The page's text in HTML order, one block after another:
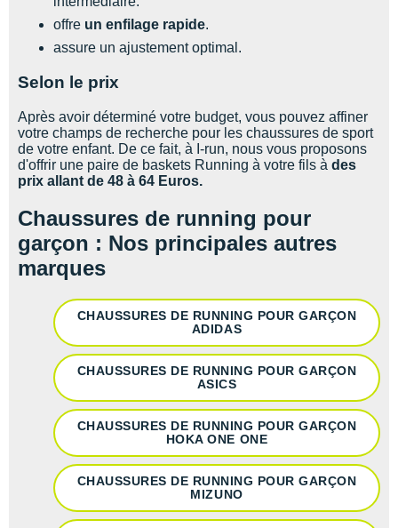
offre un enfilage rapide.
assure un ajustement optimal.
Selon le prix
Après avoir déterminé votre budget, vous pouvez affiner
votre champs de recherche pour les chaussures de sport
de votre enfant. De ce fait, à I-run, nous vous proposons
d'offrir une paire de baskets Running à votre fils à des
prix allant de 48 à 64 Euros.
Chaussures de running pour
garçon : Nos principales autres
marques
CHAUSSURES DE RUNNING POUR GARÇON
ADIDAS
CHAUSSURES DE RUNNING POUR GARÇON
ASICS
CHAUSSURES DE RUNNING POUR GARÇON
HOKA ONE ONE
CHAUSSURES DE RUNNING POUR GARÇON
MIZUNO